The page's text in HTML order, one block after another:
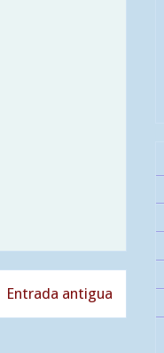
Entrada antigua